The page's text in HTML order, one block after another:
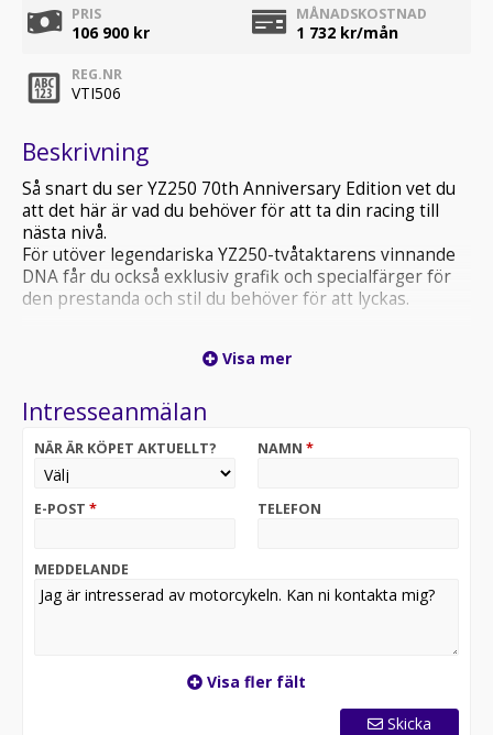
PRIS
106 900 kr
MÅNADSKOSTNAD
1 732 kr/mån
REG.NR
VTI506
Beskrivning
Så snart du ser YZ250 70th Anniversary Edition vet du
att det här är vad du behöver för att ta din racing till
nästa nivå.
För utöver legendariska YZ250-tvåtaktarens vinnande
DNA får du också exklusiv grafik och specialfärger för
den prestanda och stil du behöver för att lyckas.
Vi tar inbyte på Mc Atv Båt.
försäkring via Svedea.
Yamaha Butik i Södra Sverige
Vi erbjuder även Auktoriserad verkstad. tillbehör.
Yamaha yz250 yamaha yz250 Yamaha YZ250 MX mx 2-
takt 2 takt tvåtakt Cross
Visa mer
Intresseanmälan
NÄR ÄR KÖPET AKTUELLT? NAMN *
E-POST * TELEFON
MEDDELANDE
Visa fler fält
Skicka